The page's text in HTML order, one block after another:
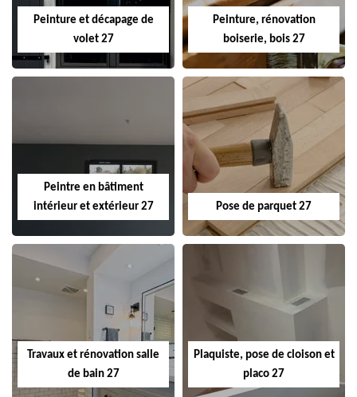
Peinture et décapage de
volet 27
Peinture, rénovation
boiserie, bois 27
Peintre en bâtiment
intérieur et extérieur 27
Pose de parquet 27
Travaux et rénovation salle
de bain 27
Plaquiste, pose de cloison et
placo 27